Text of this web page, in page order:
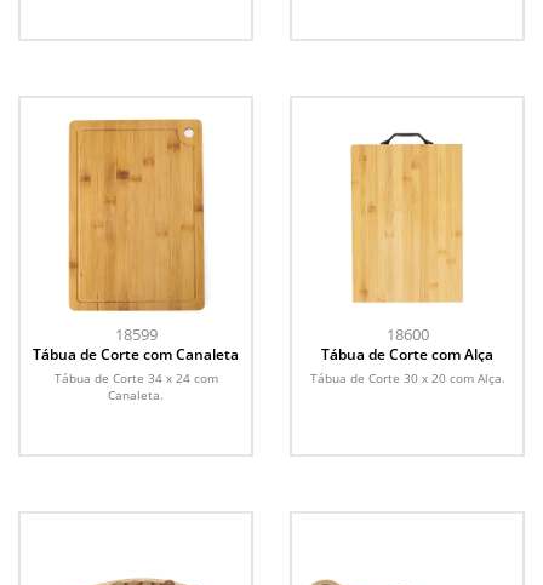
18599
Tábua de Corte com Canaleta
Tábua de Corte 34 x 24 com
Canaleta.
18600
Tábua de Corte com Alça
Tábua de Corte 30 x 20 com Alça.